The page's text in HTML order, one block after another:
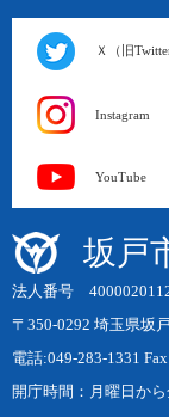
Ｘ（旧
Instagram
YouTube
坂戸
法人番号
〒350-0292 埼玉県坂
電話:049-283-1331
開庁時間：月曜日か